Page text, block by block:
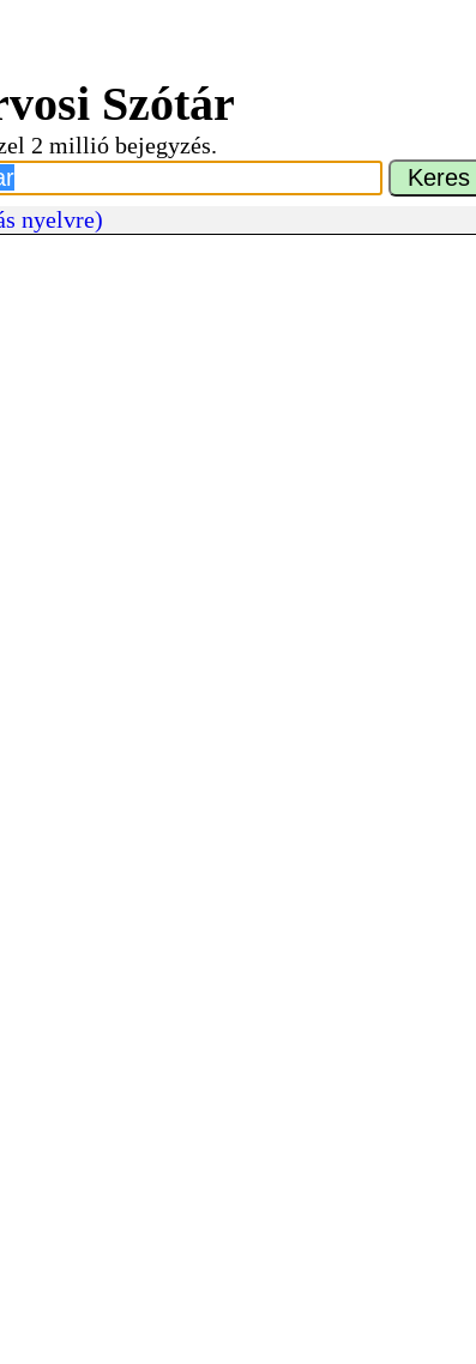
Szótár
2 millió bejegyzés.
nyelvre)